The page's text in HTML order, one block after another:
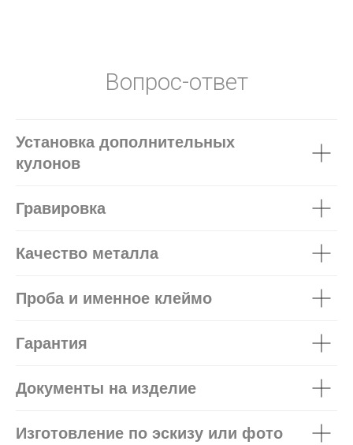
Вопрос-ответ
Установка дополнительных
кулонов
Гравировка
Качество металла
Проба и именное клеймо
Гарантия
Документы на изделие
Изготовление по эскизу или фото